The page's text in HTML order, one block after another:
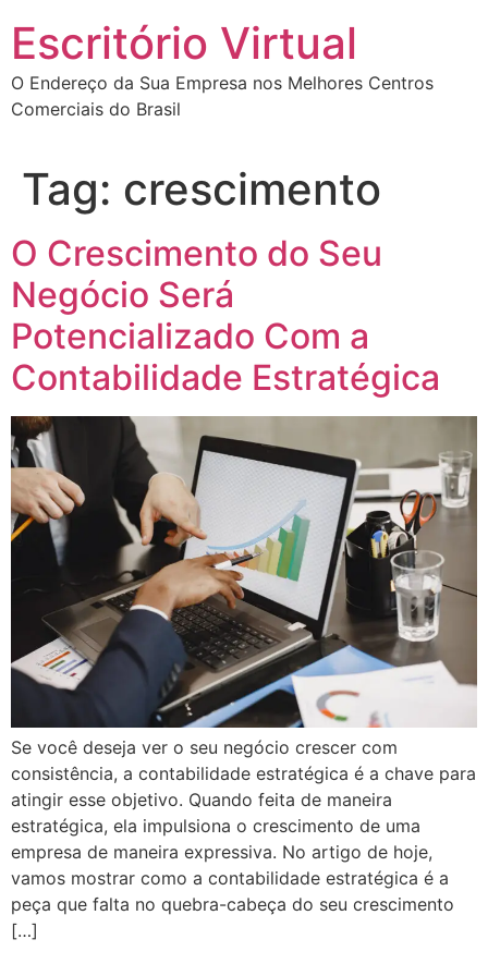
Escritório Virtual
O Endereço da Sua Empresa nos Melhores Centros
Comerciais do Brasil
Tag: crescimento
O Crescimento do Seu
Negócio Será
Potencializado Com a
Contabilidade Estratégica
Se você deseja ver o seu negócio crescer com
consistência, a contabilidade estratégica é a chave para
atingir esse objetivo. Quando feita de maneira
estratégica, ela impulsiona o crescimento de uma
empresa de maneira expressiva. No artigo de hoje,
vamos mostrar como a contabilidade estratégica é a
peça que falta no quebra-cabeça do seu crescimento
[…]